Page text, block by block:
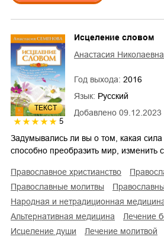
ТЕКСТ
5
Добавлено 09.12.2023
Исцеление словом
Анастасия
Год выхода: 2016
Язык: Русский
Задумывались ли вы о том, какая
способно преобразить мир, изменить
православное христианство
православные молитвы
народная и нетрадиционная
альтернативная медицина
лечение
исцеление души
лечение молитвой